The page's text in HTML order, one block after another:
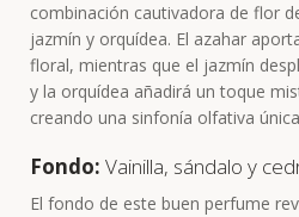
combinación cautivadora de flor
jazmín y orquídea. El azahar
floral, mientras que el jazmín
y la orquídea añadirá un toque
creando una sinfonía olfativa
Fondo: Vainilla, sándalo y
El fondo de este buen perfume